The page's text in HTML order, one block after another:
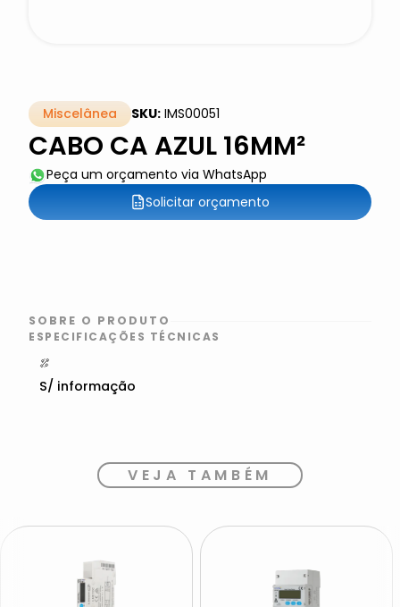
Miscelânea SKU: IMS00051
CABO CA AZUL 16MM²
Peça um orçamento via WhatsApp
Solicitar orçamento
SOBRE O PRODUTO
ESPECIFICAÇÕES TÉCNICAS
S/ informação
VEJA TAMBÉM